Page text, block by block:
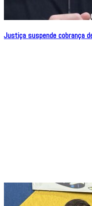
Justiça suspende cobrança